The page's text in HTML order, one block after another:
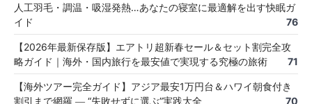
人工羽毛・調温・吸湿発熱…あなたの寝室に最適解を出す快眠ガ
イド
76
【2026年最新保存版】エアトリ超新春セール＆セット割完全攻
略ガイド｜海外・国内旅行を最安値で実現する究極の旅術
71
【海外ツアー完全ガイド】アジア最安1万円台＆ハワイ朝食付き
割引まで網羅 ― “失敗せずに選ぶ”実践大全
70